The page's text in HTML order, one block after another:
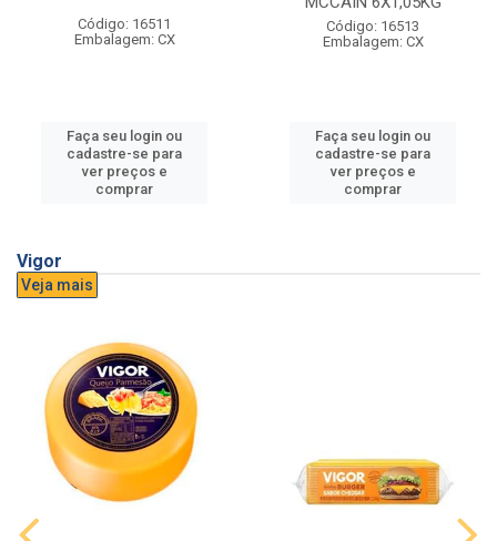
Código: 16511
Embalagem: CX
Faça seu login ou
cadastre-se para
ver preços e
comprar
Código: 16513
Embalagem: CX
Faça seu login ou
cadastre-se para
ver preços e
comprar
Vigor
Veja mais